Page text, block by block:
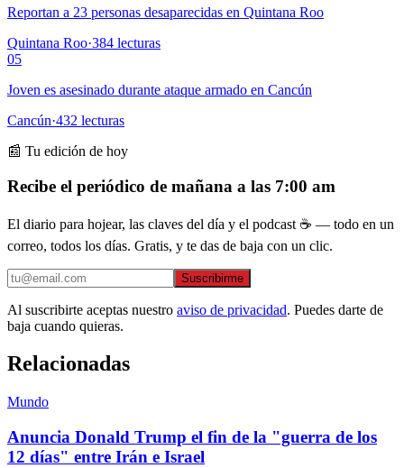
Reportan a 23 personas desaparecidas en Quintana Roo
Quintana Roo·384 lecturas
05
Joven es asesinado durante ataque armado en Cancún
Cancún·432 lecturas
📰 Tu edición de hoy
Recibe el periódico de mañana a las 7:00 am
El diario para hojear, las claves del día y el podcast ☕ — todo en un
correo, todos los días. Gratis, y te das de baja con un clic.
Suscribirme
Al suscribirte aceptas nuestro aviso de privacidad. Puedes darte de
baja cuando quieras.
Relacionadas
Mundo
Anuncia Donald Trump el fin de la "guerra de los
12 días" entre Irán e Israel